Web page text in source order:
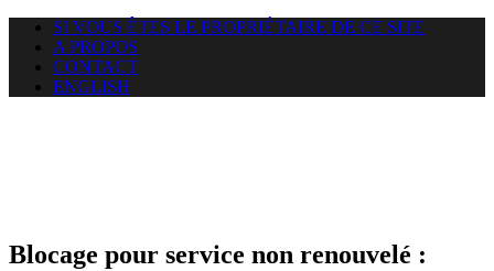
SI VOUS ÊTES LE PROPRIÉTAIRE DE CE SITE
A PROPOS
CONTACT
ENGLISH
Blocage pour service non renouvelé :